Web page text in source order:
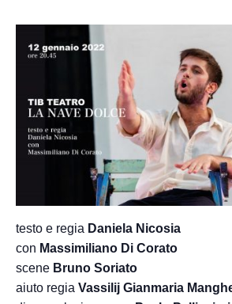
testo e regia Daniela Nicosia
con Massimiliano Di Corato
scene Bruno Soriato
aiuto regia Vassilij Gianmaria